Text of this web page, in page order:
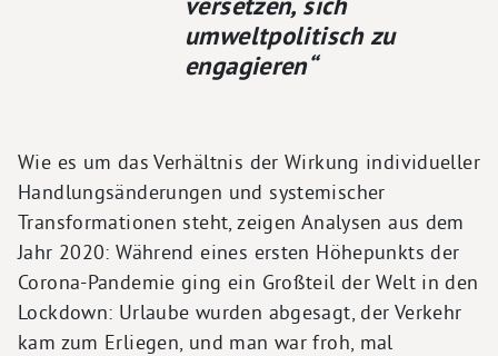
umweltpolitisch zu
engagieren“
Wie es um das Verhältnis der Wirkung individueller
Handlungsänderungen und systemischer
Transformationen steht, zeigen Analysen aus dem
Jahr 2020: Während eines ersten Höhepunkts der
Corona-Pandemie ging ein Großteil der Welt in den
Lockdown: Urlaube wurden abgesagt, der Verkehr
kam zum Erliegen, und man war froh, mal